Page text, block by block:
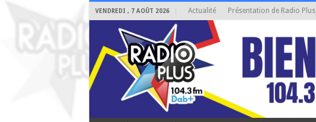
VENDREDI , 7 AOÛT 2026 Actualité Présentation de Radio Plus